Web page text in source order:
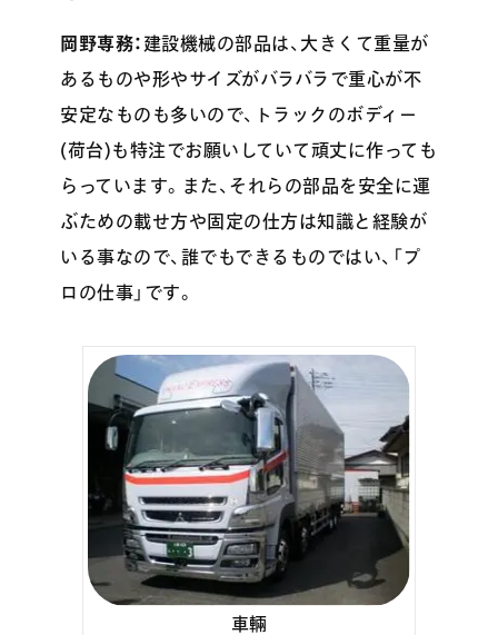
岡野専務： 建設機械の部品は、大きくて重量が
あるものや形やサイズがバラバラで重心が不
安定なものも多いので、トラックのボディー
(荷台)も特注でお願いしていて頑丈に作っても
らっています。また、それらの部品を安全に運
ぶための載せ方や固定の仕方は知識と経験が
いる事なので、誰でもできるものではい、「プ
ロの仕事」です。
車輛